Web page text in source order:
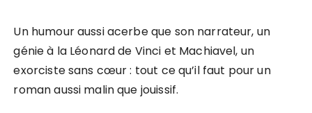
Un humour aussi acerbe que son narrateur, un
génie à la Léonard de Vinci et Machiavel, un
exorciste sans cœur : tout ce qu’il faut pour un
roman aussi malin que jouissif.